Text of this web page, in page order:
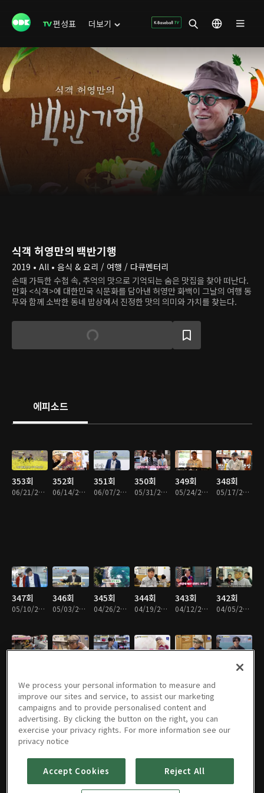
편성표 더보기
식객 허영만의 백반기행
2019 • All • 음식 & 요리 / 여행 / 다큐멘터리
손때 가득한 수첩 속, 추억의 맛으로 기억되는 숨은 맛집을 찾아 떠난다.
만화 <식객>에 대한민국 식문화를 담아낸 허영만 화백이 그날의 여행 동
무와 함께 소박한 동네 밥상에서 진정한 맛의 의미와 가치를 찾는다.
에피소드
353회
06/21/2026 • 49분
352회
06/14/2026 • 55분
351회
06/07/2026 • 56분
350회
05/31/2026 • 55분
349회
05/24/2026 • 55분
348회
05/17/2026 • 55분
347회
05/10/2026 • 55분
346회
05/03/2026 • 54분
345회
04/26/2026 • 55분
344회
04/19/2026 • 55분
343회
04/12/2026 • 56분
342회
04/05/2026 • 56분
336회
335회
02/15/2026 • 56분
334회 333회 332회 331회 330회
We process your personal information to measure and
improve our sites and service, to assist our marketing
campaigns and to provide personalised content and
advertising. By clicking the button on the right, you can
exercise your privacy rights. For more information see our
privacy notice
Accept Cookies Reject All